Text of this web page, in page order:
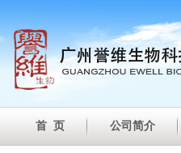
首 页 公司简介